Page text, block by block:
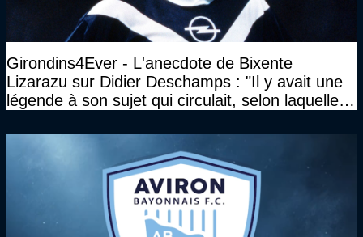
Girondins4Ever - L'anecdote de Bixente
Lizarazu sur Didier Deschamps : "Il y avait une
légende à son sujet qui circulait, selon laquelle il